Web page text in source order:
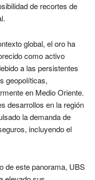
de recortes de
global, el oro ha
como activo
a las persistentes
geopolíticas,
en Medio Oriente.
desarrollos en la región
la demanda de
incluyendo el
de este panorama, UBS